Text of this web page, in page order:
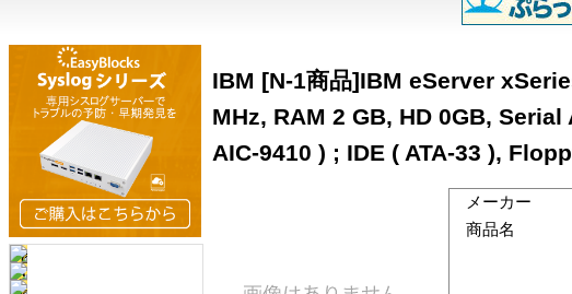
IBM [N-1商品]IBM eServer
MHz, RAM 2 GB, HD 0GB,
AIC-9410 ) ; IDE ( ATA-33 ),
メーカー
商品名